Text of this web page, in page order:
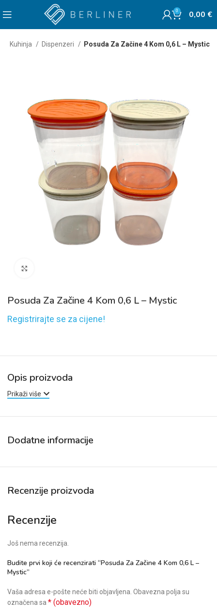
0 0,00 €
Kuhinja Dispenzeri Posuda Za Začine 4 Kom 0,6 L – Mystic
Posuda Za Začine 4 Kom 0,6 L – Mystic
Registrirajte se za cijene!
Opis proizvoda
Prikaži više
Dodatne informacije
Recenzije proizvoda
Recenzije
Još nema recenzija.
Budite prvi koji će recenzirati “Posuda Za Začine 4 Kom 0,6 L –
Mystic”
Vaša adresa e-pošte neće biti objavljena. Obavezna polja su
označena sa * (obavezno)